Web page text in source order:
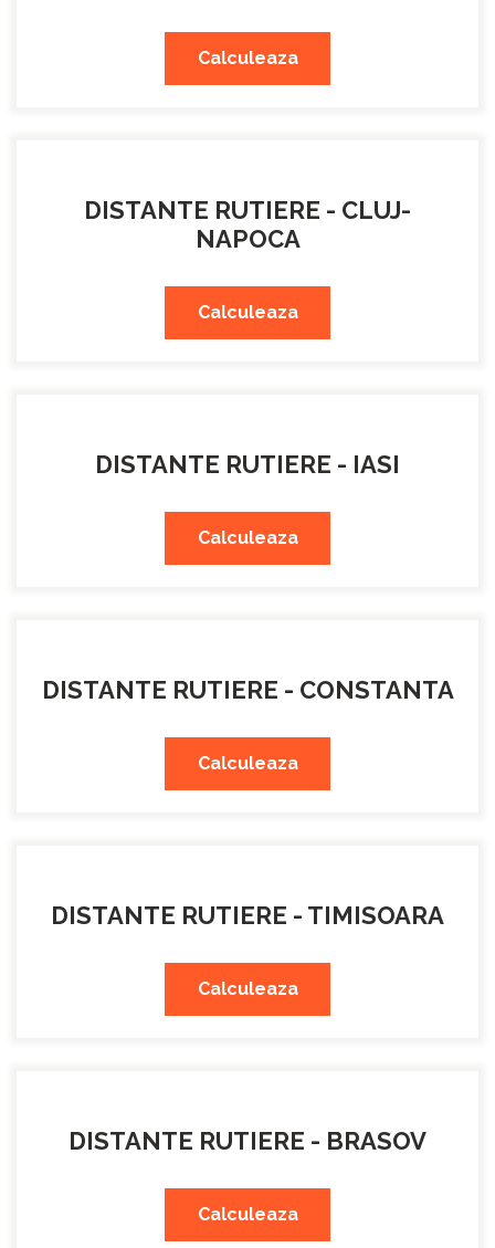
Calculeaza
DISTANTE RUTIERE - CLUJ-
NAPOCA
Calculeaza
DISTANTE RUTIERE - IASI
Calculeaza
DISTANTE RUTIERE - CONSTANTA
Calculeaza
DISTANTE RUTIERE - TIMISOARA
Calculeaza
DISTANTE RUTIERE - BRASOV
Calculeaza